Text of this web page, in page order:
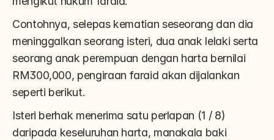
Contohnya, selepas kematian seseorang dan dia
meninggalkan seorang isteri, dua anak lelaki serta
seorang anak perempuan dengan harta bernilai
RM300,000, pengiraan faraid akan dijalankan
seperti berikut.
Isteri berhak menerima satu perlapan (1 / 8)
daripada keseluruhan harta, manakala baki